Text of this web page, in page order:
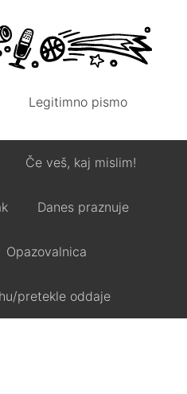
Legitimno pismo
Če veš, kaj mislim!
Danes praznuje
Opazovalnica
pretekle oddaje